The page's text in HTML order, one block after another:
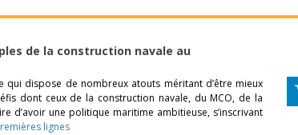
de la construction navale au
qui dispose de nombreux atouts méritant d’être mieux
dont ceux de la construction navale, du MCO, de la
d’avoir une politique maritime ambitieuse, s’inscrivant
lignes